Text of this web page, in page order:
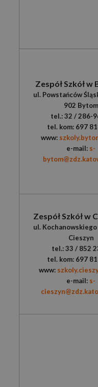
Zespół Szkół w
ul. Powstańców
902 Bytom
tel.: 32 / 286-
tel. kom: 697
www:
e-mail: s-
Zespół Szkół w
ul.
Cieszyn
tel.: 33 / 852
tel. kom: 697
www:
e-mail: s-